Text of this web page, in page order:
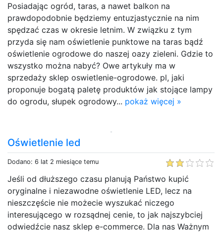
Posiadając ogród, taras, a nawet balkon na
prawdopodobnie będziemy entuzjastycznie na nim
spędzać czas w okresie letnim. W związku z tym
przyda się nam oświetlenie punktowe na taras bądź
oświetlenie ogrodowe do naszej oazy zieleni. Gdzie to
wszystko można nabyć? Owe artykuły ma w
sprzedaży sklep oswietlenie-ogrodowe. pl, jaki
proponuje bogatą paletę produktów jak stojące lampy
do ogrodu, słupek ogrodowy... pokaż więcej »
Oświetlenie led
Dodano: 6 lat 2 miesiące temu
Jeśli od dłuższego czasu planują Państwo kupić
oryginalne i niezawodne oświetlenie LED, lecz na
nieszczęście nie możecie wyszukać niczego
interesującego w rozsądnej cenie, to jak najszybciej
odwiedźcie nasz sklep e-commerce. Dla nas Ważnym